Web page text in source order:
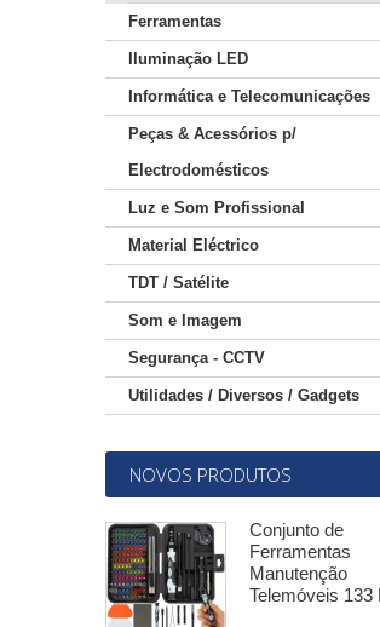
Ferramentas
Iluminação LED
Informática e Telecomunicações
Peças & Acessórios p/
Electrodomésticos
Luz e Som Profissional
Material Eléctrico
TDT / Satélite
Som e Imagem
Segurança - CCTV
Utilidades / Diversos / Gadgets
NOVOS PRODUTOS
Conjunto de
Ferramentas
Manutenção
Telemóveis 133